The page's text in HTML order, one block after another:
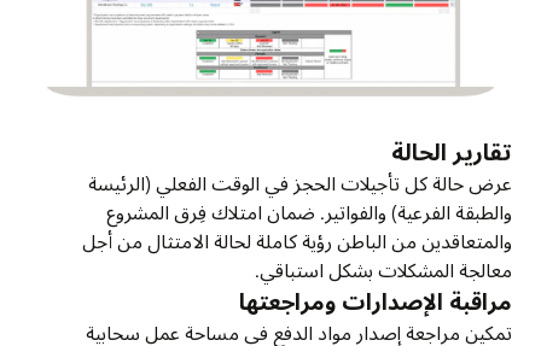
تقارير الحالة
عرض حالة كل تأجيلات الحجز في الوقت الفعلي (الرئيسة
والطبقة الفرعية) والفواتير. ضمان امتلاك فِرق المشروع
والمتعاقدين من الباطن رؤية كاملة لحالة الامتثال من أجل
معالجة المشكلات بشكل استباقي.
مراقبة الإصدارات ومراجعتها
تمكين مراجعة إصدار مواد الدفع في مساحة عمل سحابية